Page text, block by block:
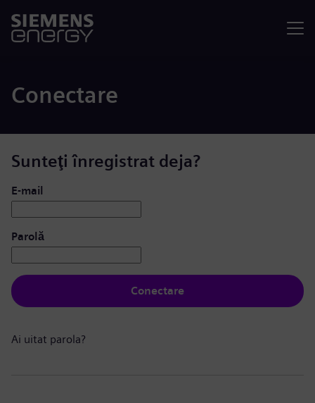
Conectare
Sunteţi înregistrat deja?
Conectare: utilizator și parolă
E-mail
Parolă
Conectare
Ai uitat parola?